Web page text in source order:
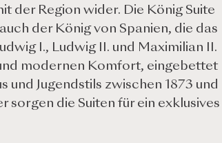
der Region wider. Die König Suite
der König von Spanien, die das
I., Ludwig II. und Maximilian II.
modernen Komfort, eingebettet
Jugendstils zwischen 1873 und
sorgen die Suiten für ein exklusives